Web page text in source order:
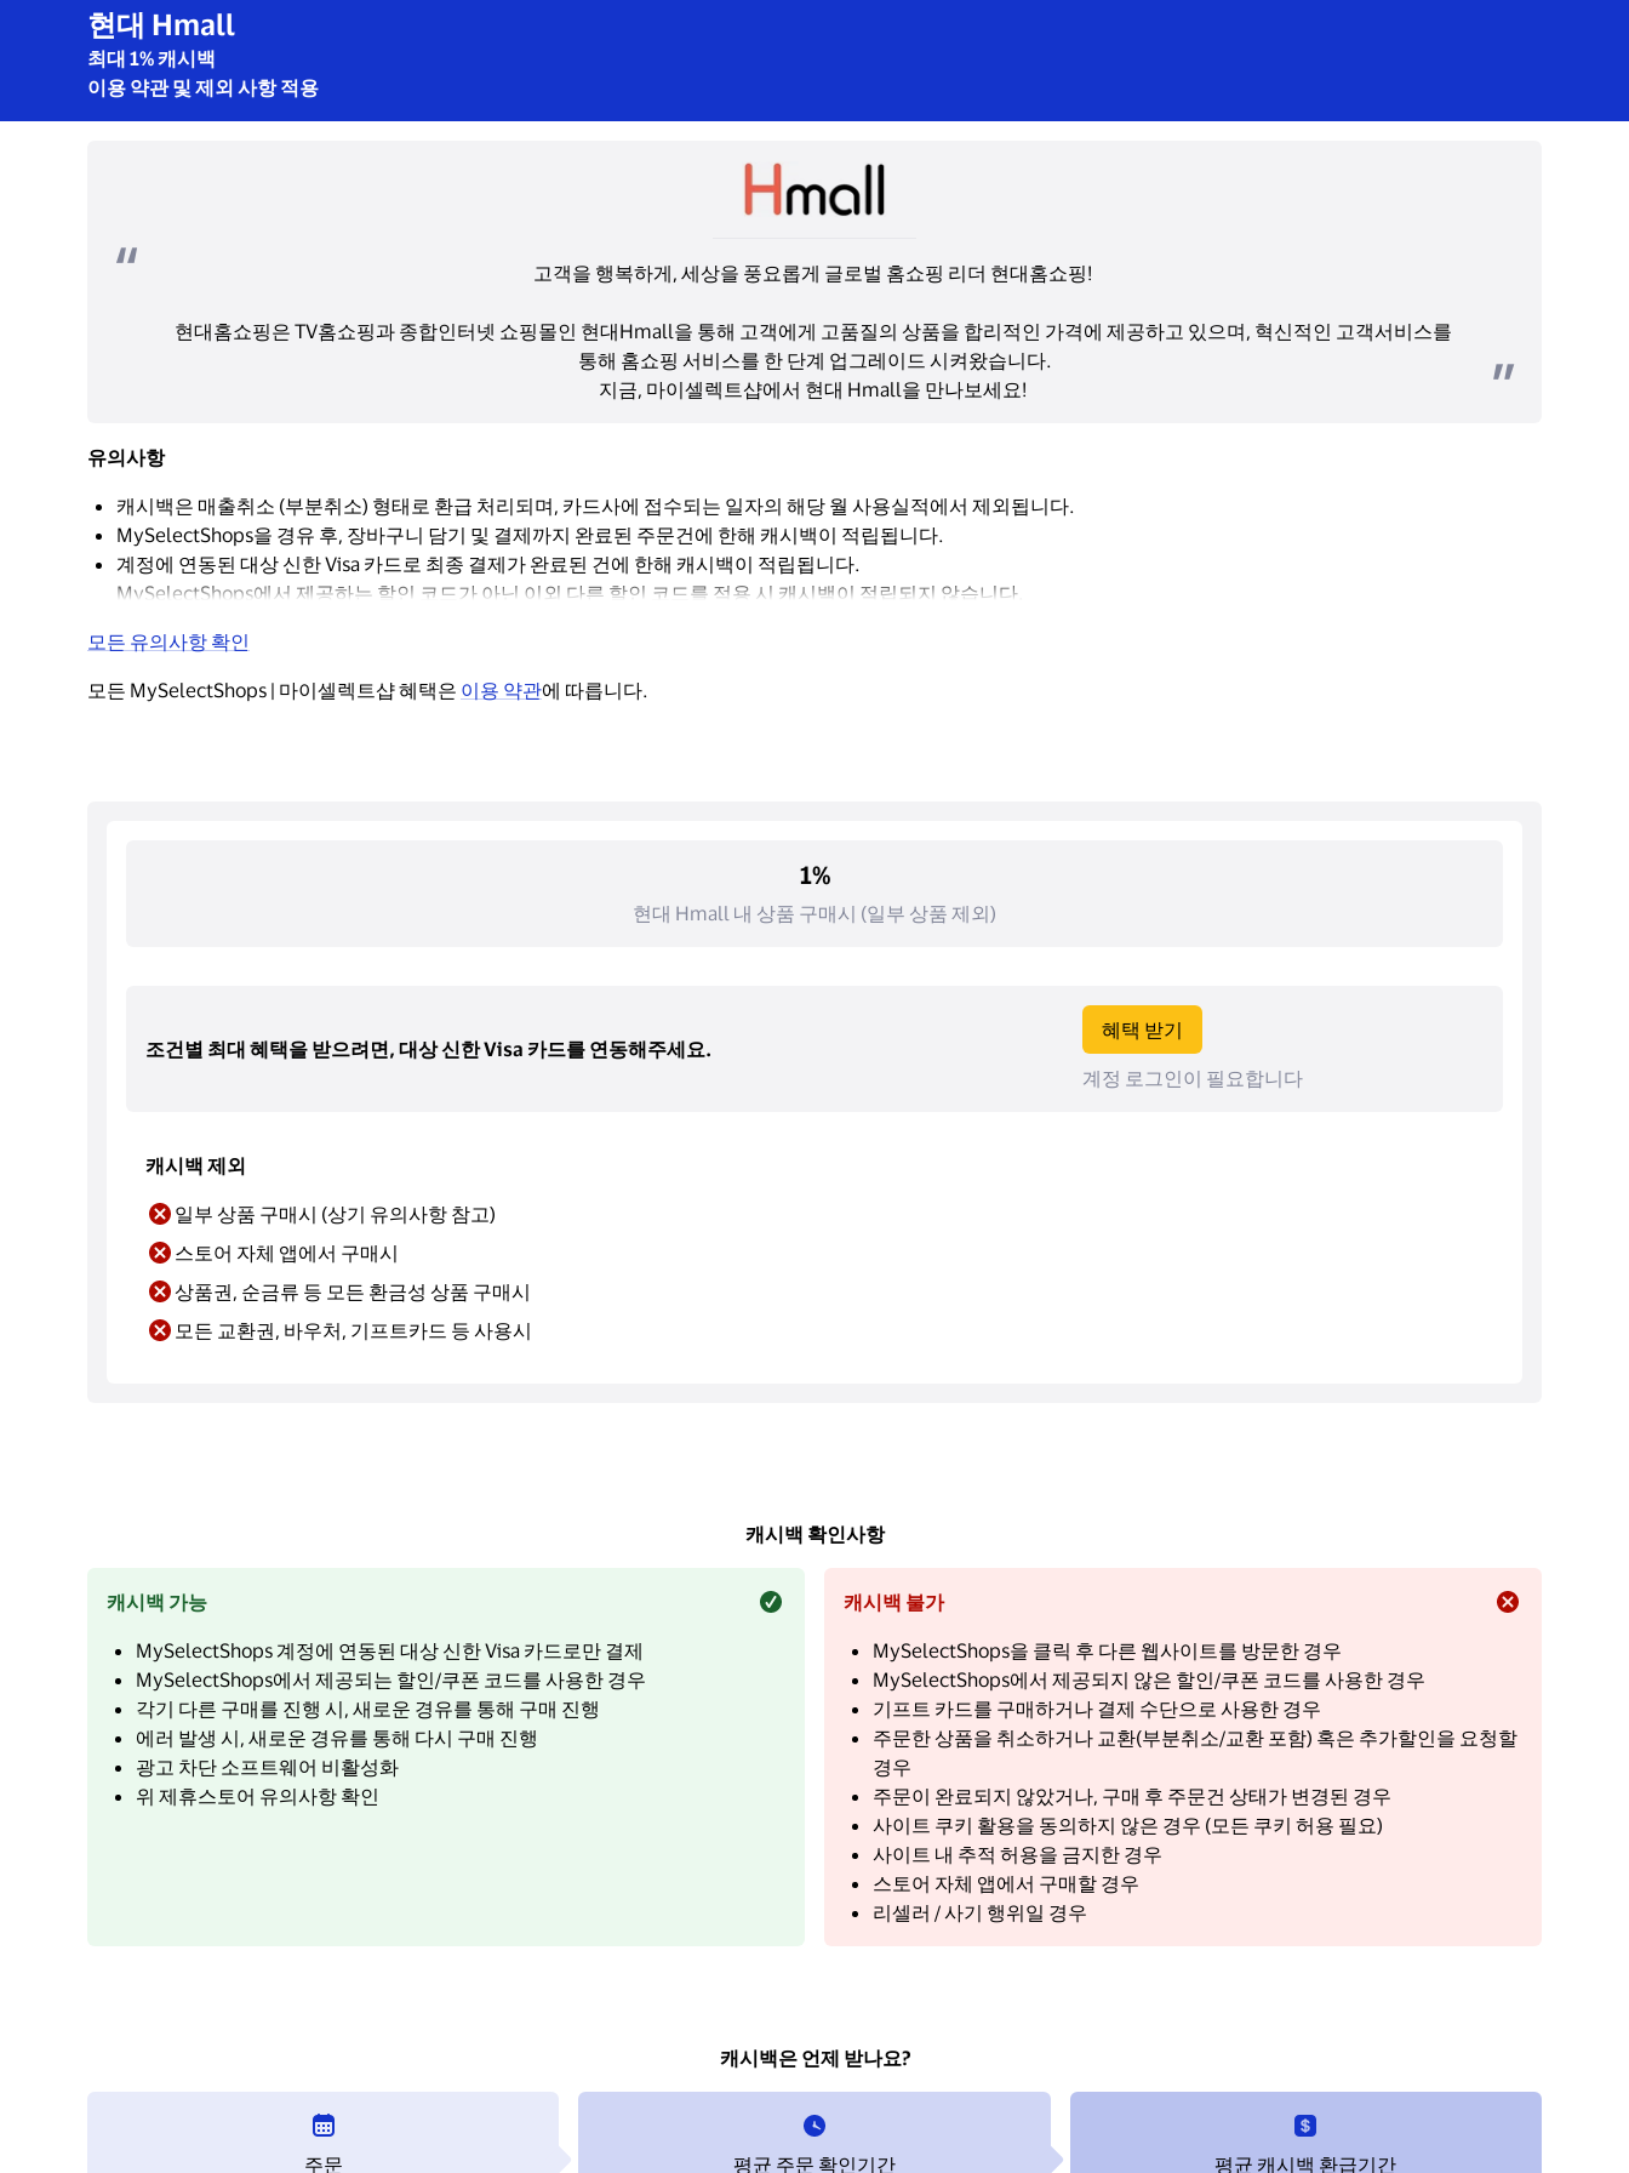
현대 Hmall
최대 1% 캐시백
이용 약관 및 제외 사항 적용
고객을 행복하게, 세상을 풍요롭게 글로벌 홈쇼핑 리더 현대홈쇼핑!
현대홈쇼핑은 TV홈쇼핑과 종합인터넷 쇼핑몰인 현대Hmall을 통해 고객에게 고품질의 상품을 합리적인 가격에 제공하고 있으며, 혁신적인 고객서비스를
통해 홈쇼핑 서비스를 한 단계 업그레이드 시켜왔습니다.
지금, 마이셀렉트샵에서 현대 Hmall을 만나보세요!
유의사항
캐시백은 매출취소 (부분취소) 형태로 환급 처리되며, 카드사에 접수되는 일자의 해당 월 사용실적에서 제외됩니다.
MySelectShops을 경유 후, 장바구니 담기 및 결제까지 완료된 주문건에 한해 캐시백이 적립됩니다.
계정에 연동된 대상 신한 Visa 카드로 최종 결제가 완료된 건에 한해 캐시백이 적립됩니다.
MySelectShops에서 제공하는 할인 코드가 아닌 이외 다른 할인 코드를 적용 시 캐시백이 적립되지 않습니다.
모든 유의사항 확인
모든 MySelectShops | 마이셀렉트샵 혜택은 이용 약관에 따릅니다.
1%
현대 Hmall 내 상품 구매시 (일부 상품 제외)
조건별 최대 혜택을 받으려면, 대상 신한 Visa 카드를 연동해주세요.
혜택 받기
계정 로그인이 필요합니다
캐시백 제외
일부 상품 구매시 (상기 유의사항 참고)
스토어 자체 앱에서 구매시
상품권, 순금류 등 모든 환금성 상품 구매시
모든 교환권, 바우처, 기프트카드 등 사용시
캐시백 확인사항
캐시백 가능
MySelectShops 계정에 연동된 대상 신한 Visa 카드로만 결제
MySelectShops에서 제공되는 할인/쿠폰 코드를 사용한 경우
각기 다른 구매를 진행 시, 새로운 경유를 통해 구매 진행
에러 발생 시, 새로운 경유를 통해 다시 구매 진행
광고 차단 소프트웨어 비활성화
위 제휴스토어 유의사항 확인
캐시백 불가
MySelectShops을 클릭 후 다른 웹사이트를 방문한 경우
MySelectShops에서 제공되지 않은 할인/쿠폰 코드를 사용한 경우
기프트 카드를 구매하거나 결제 수단으로 사용한 경우
주문한 상품을 취소하거나 교환(부분취소/교환 포함) 혹은 추가할인을 요청할
경우
주문이 완료되지 않았거나, 구매 후 주문건 상태가 변경된 경우
사이트 쿠키 활용을 동의하지 않은 경우 (모든 쿠키 허용 필요)
사이트 내 추적 허용을 금지한 경우
스토어 자체 앱에서 구매할 경우
리셀러 / 사기 행위일 경우
캐시백은 언제 받나요?
주문 평균 주문 확인기간 평균 캐시백 환급기간